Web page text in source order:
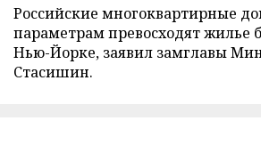
Российские многоквартирные
параметрам превосходят жилье
Нью-Йорке, заявил замглавы
Стасишин.